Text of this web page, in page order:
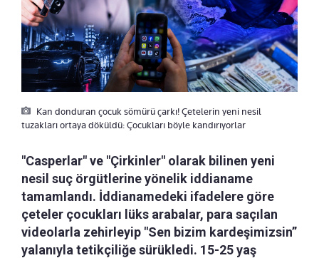
Kan donduran çocuk sömürü çarkı! Çetelerin yeni nesil
tuzakları ortaya döküldü: Çocukları böyle kandırıyorlar
"Casperlar" ve "Çirkinler" olarak bilinen yeni
nesil suç örgütlerine yönelik iddianame
tamamlandı. İddianamedeki ifadelere göre
çeteler çocukları lüks arabalar, para saçılan
videolarla zehirleyip "Sen bizim kardeşimizsin”
yalanıyla tetikçiliğe sürükledi. 15-25 yaş